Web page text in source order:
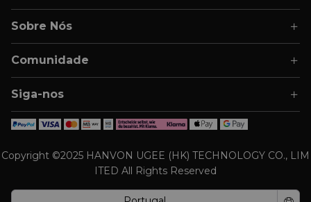
Sobre Nós
Comunidade
Siga-nos
Copyright ©2025 HANVON UGEE (HK) TECHNOLOGY CO., LIM
ITED All Rights Reserved